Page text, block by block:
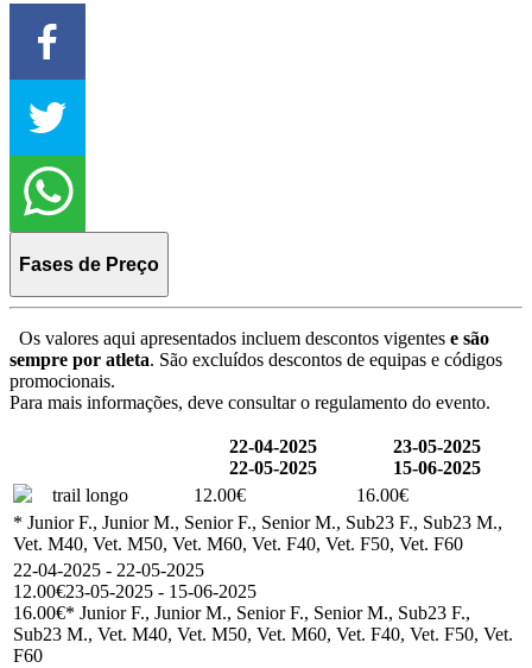
Fases de Preço
Os valores aqui apresentados incluem descontos vigentes e são
sempre por atleta. São excluídos descontos de equipas e códigos
promocionais.
Para mais informações, deve consultar o regulamento do evento.
22-04-2025
22-05-2025
23-05-2025
15-06-2025
trail longo
12.00€
16.00€
* Junior F., Junior M., Senior F., Senior M., Sub23 F., Sub23 M.,
Vet. M40, Vet. M50, Vet. M60, Vet. F40, Vet. F50, Vet. F60
22-04-2025 - 22-05-2025
12.00€23-05-2025 - 15-06-2025
16.00€* Junior F., Junior M., Senior F., Senior M., Sub23 F.,
Sub23 M., Vet. M40, Vet. M50, Vet. M60, Vet. F40, Vet. F50, Vet.
F60